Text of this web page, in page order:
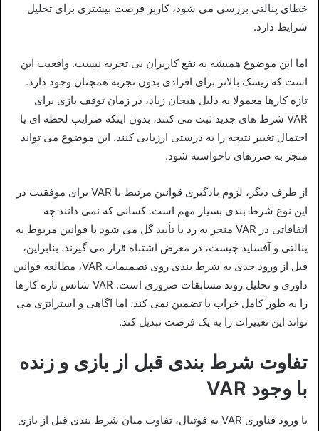
خطای پنالتی بررسی می‌ شود، کاربر فرصت بیشتری برای تحلیل
شرایط دارد.
اما این موضوع همیشه به نفع کاربران بی‌ تجربه نیست. واقعیت این
است که ریسک بالاتر برای افرادی بدون تجربه همچنان وجود دارد.
تازه‌ کارها معمولا به دلیل هیجان زیاد، در زمان توقف بازی برای
VAR شرط‌ های جدید ثبت می‌ کنند، بدون اینکه ضرایب لحظه‌ ای یا
احتمال تغییر نتیجه را به‌ درستی ارزیابی کنند. این موضوع می‌ تواند
منجر به ضررهای ناخواسته شود.
از طرف دیگر، لزوم یادگیری قوانین مرتبط با VAR برای موفقیت در
این نوع شرط‌ بندی بسیار مهم است. کسانی که نمی‌ دانند چه
اتفاقاتی در VAR منجر به رد یا تأیید گل می‌ شود یا قوانین مربوط به
پنالتی و آفساید چیست، در معرض اشتباه قرار می‌ گیرند. بنابراین،
قبل از ورود جدی به شرط‌ بندی روی تصمیمات VAR، مطالعه قوانین
داوری و تحلیل روند مسابقات ضروری است. VAR شانس تازه‌ کارها
را به‌ طور کامل خراب یا تضمین نمی‌ کند. اما آگاهی و استراتژی می‌
تواند این تغییرات را به یک فرصت تبدیل کند.
تفاوت شرط بندی قبل از بازی و زنده
با وجود VAR
با ورود فناوری VAR به فوتبال، تفاوت میان شرط‌ بندی قبل از بازی